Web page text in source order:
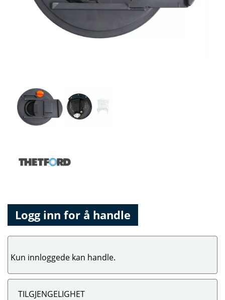
Logg inn for å handle
Kun innloggede kan handle.
TILGJENGELIGHET